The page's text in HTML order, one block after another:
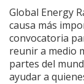
Global Energy
causa más
convocatoria
reunir a medio
partes del
ayudar a